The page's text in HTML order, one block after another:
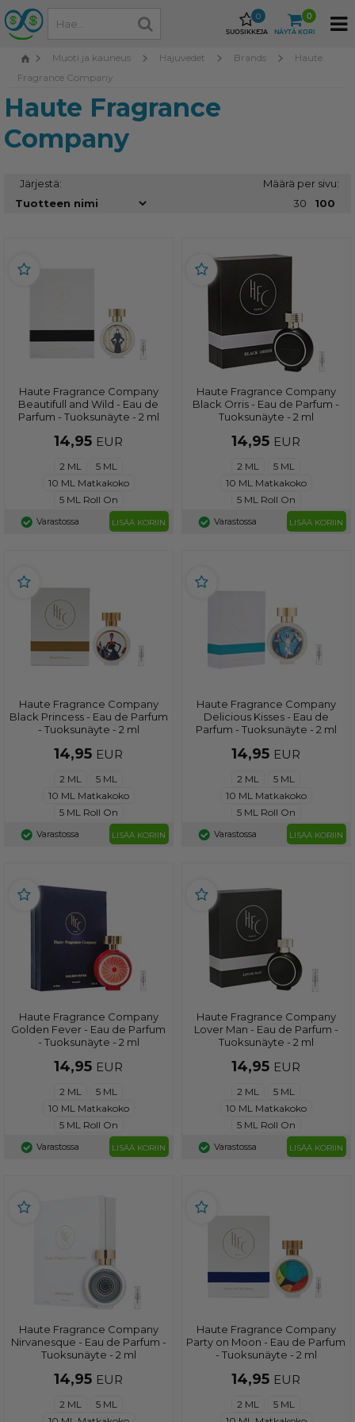
SUOSIKKEJA
0
NÄYTÄ KORI
0
Muoti ja kauneus Hajuvedet Brands
Haute
Fragrance Company
Haute Fragrance
Company
Järjestä:
Määrä per sivu:
30
100
Haute Fragrance Company
Beautifull and Wild - Eau de
Parfum - Tuoksunäyte - 2 ml
14,95 EUR
2 ML
5 ML
10 ML Matkakoko
5 ML Roll On
Varastossa LISÄÄ KORIIN
Haute Fragrance Company
Black Orris - Eau de Parfum -
Tuoksunäyte - 2 ml
14,95 EUR
2 ML
5 ML
10 ML Matkakoko
5 ML Roll On
Varastossa LISÄÄ KORIIN
Haute Fragrance Company
Black Princess - Eau de Parfum
- Tuoksunäyte - 2 ml
14,95 EUR
2 ML
5 ML
10 ML Matkakoko
5 ML Roll On
Varastossa LISÄÄ KORIIN
Haute Fragrance Company
Delicious Kisses - Eau de
Parfum - Tuoksunäyte - 2 ml
14,95 EUR
2 ML
5 ML
10 ML Matkakoko
5 ML Roll On
Varastossa LISÄÄ KORIIN
Haute Fragrance Company
Golden Fever - Eau de Parfum
- Tuoksunäyte - 2 ml
14,95 EUR
2 ML
5 ML
10 ML Matkakoko
5 ML Roll On
Varastossa LISÄÄ KORIIN
Haute Fragrance Company
Lover Man - Eau de Parfum -
Tuoksunäyte - 2 ml
14,95 EUR
2 ML
5 ML
10 ML Matkakoko
5 ML Roll On
Varastossa LISÄÄ KORIIN
Haute Fragrance Company
Nirvanesque - Eau de Parfum -
Tuoksunäyte - 2 ml
14,95 EUR
2 ML
5 ML
Haute Fragrance Company
Party on Moon - Eau de Parfum
- Tuoksunäyte - 2 ml
14,95 EUR
2 ML
5 ML